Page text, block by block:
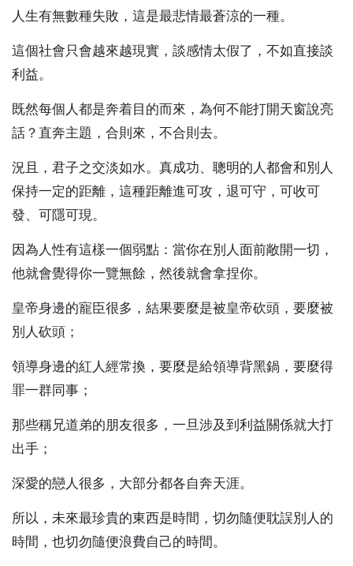
人生有無數種失敗，這是最悲情最蒼涼的一種。
這個社會只會越來越現實，談感情太假了，不如直接談
利益。
既然每個人都是奔着目的而來，為何不能打開天窗說亮
話？直奔主題，合則來，不合則去。
況且，君子之交淡如水。真成功、聰明的人都會和別人
保持一定的距離，這種距離進可攻，退可守，可收可
發、可隱可現。
因為人性有這樣一個弱點：當你在別人面前敞開一切，
他就會覺得你一覽無餘，然後就會拿捏你。
皇帝身邊的寵臣很多，結果要麼是被皇帝砍頭，要麼被
別人砍頭；
領導身邊的紅人經常換，要麼是給領導背黑鍋，要麼得
罪一群同事；
那些稱兄道弟的朋友很多，一旦涉及到利益關係就大打
出手；
深愛的戀人很多，大部分都各自奔天涯。
所以，未來最珍貴的東西是時間，切勿隨便耽誤別人的
時間，也切勿隨便浪費自己的時間。